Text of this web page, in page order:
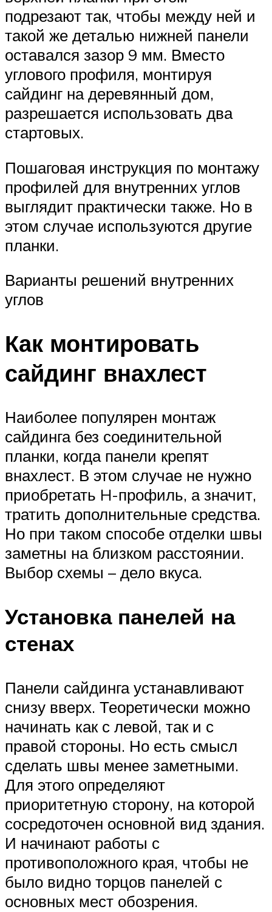
подрезают так, чтобы между ней и
такой же деталью нижней панели
оставался зазор 9 мм. Вместо
углового профиля, монтируя
сайдинг на деревянный дом,
разрешается использовать два
стартовых.
Пошаговая инструкция по монтажу
профилей для внутренних углов
выглядит практически также. Но в
этом случае используются другие
планки.
Варианты решений внутренних
углов
Как монтировать
сайдинг внахлест
Наиболее популярен монтаж
сайдинга без соединительной
планки, когда панели крепят
внахлест. В этом случае не нужно
приобретать H-профиль, а значит,
тратить дополнительные средства.
Но при таком способе отделки швы
заметны на близком расстоянии.
Выбор схемы – дело вкуса.
Установка панелей на
стенах
Панели сайдинга устанавливают
снизу вверх. Теоретически можно
начинать как с левой, так и с
правой стороны. Но есть смысл
сделать швы менее заметными.
Для этого определяют
приоритетную сторону, на которой
сосредоточен основной вид здания.
И начинают работы с
противоположного края, чтобы не
было видно торцов панелей с
основных мест обозрения.